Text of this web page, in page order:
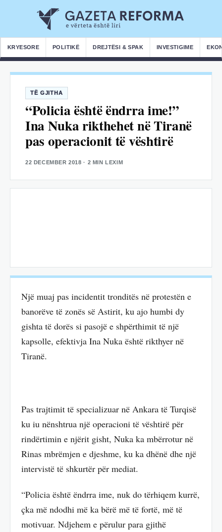
KRYESORE POLITIKË DREJTËSI & SPAK INVESTIGIME
TË GJITHA
“Policia është ëndrra ime!”
Ina Nuka rikthehet në Tiranë
pas operacionit të vështirë
22 DECEMBER 2018 · 2 MIN LEXIM
Një muaj pas incidentit tronditës në protestën e
banorëve të zonës së Astirit, ku ajo humbi dy
gishta të dorës si pasojë e shpërthimit të një
kapsolle, efektivja Ina Nuka është rikthyer në
Tiranë.
Pas trajtimit të specializuar në Ankara të Turqisë
ku iu nënshtrua një operacioni të vështirë për
rindërtimin e njërit gisht, Nuka ka mbërrotur në
Rinas mbrëmjen e djeshme, ku ka dhënë dhe një
intervistë të shkurtër për mediat.
“Policia është ëndrra ime, nuk do tërhiqem kurrë,
çka më ndodhi më ka bërë më të fortë, më të
motivuar. Ndjehem e përulur para gjithë